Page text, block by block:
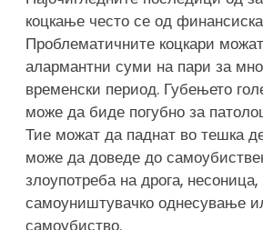
коцкање често се од
Проблематичните коцкари
алармантни суми на пари за
временски период. Губењето
може да биде погубно за
Тие можат да паднат во тешка
може да доведе до
злоупотреба на дрога, несоница,
самоуништувачко однесување
самоубиство.